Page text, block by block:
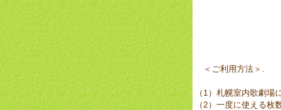
＜ご利用方法＞.
（1）札幌
（2）一度に